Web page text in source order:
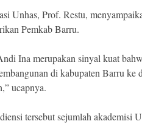
Unhas, Prof. Restu,
Pemkab Barru.
Ina merupakan sinyal kuat
di kabupaten Barru ke
ucapnya.
tersebut sejumlah akademisi